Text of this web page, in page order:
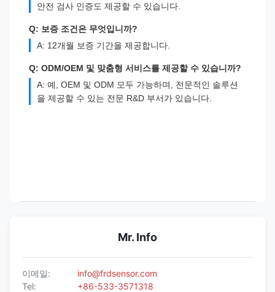
안전 검사 인증도 제공할 수 있습니다.
Q: 보증 조건은 무엇입니까?
A: 12개월 보증 기간을 제공합니다.
Q: ODM/OEM 및 맞춤형 서비스를 제공할 수 있습니까?
A: 예, OEM 및 ODM 모두 가능하며, 전문적인 솔루션
을 제공할 수 있는 전문 R&D 부서가 있습니다.
Mr. Info
이메일:
info@frdsensor.com
Tel:
+86-533-3571318